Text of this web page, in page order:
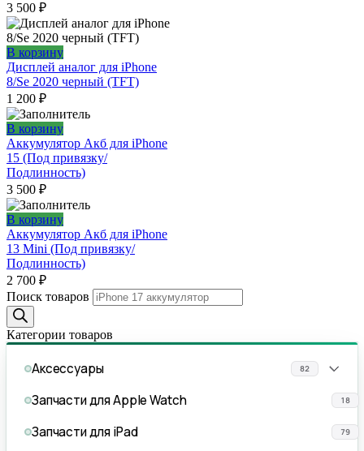
3 500 ₽
В корзину
Дисплей аналог для iPhone
8/Se 2020 черный (TFT)
1 200 ₽
В корзину
Аккумулятор Акб для iPhone
15 (Под привязку/
Подлинность)
3 500 ₽
В корзину
Аккумулятор Акб для iPhone
13 Mini (Под привязку/
Подлинность)
2 700 ₽
Поиск товаров
Категории товаров
Аксессуары 82
Запчасти для Apple Watch 18
Запчасти для iPad 79